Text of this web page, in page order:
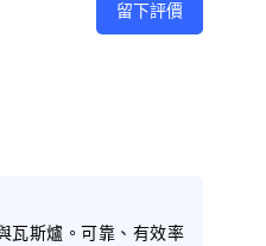
留下評價
瓦斯爐。可靠、有效率